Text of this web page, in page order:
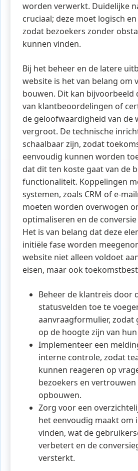
worden verwerkt. Duidelijke
cruciaal; deze moet logisch
zodat bezoekers zonder
kunnen vinden.
Bij het beheer en de latere
website is het van belang om
bouwen. Dit kan bijvoorbeeld
van klantbeoordelingen of
de geloofwaardigheid van de
vergroot. De technische
schaalbaar zijn, zodat
eenvoudig kunnen worden
dat dit ten koste gaat van de
functionaliteit. Koppelingen
systemen, zoals CRM of e-
moeten worden overwogen
optimaliseren en de
Het is van belang dat deze
initiële fase worden
website niet alleen voldoet
eisen, maar ook
Beheer de klantreis door
statusvelden toe te
aanvraagformulier, zodat
op de hoogte zijn van
Implementeer een
interne controle, zodat
kunnen reageren op
bezoekers en
opbouwen.
Zorg voor een
het eenvoudig maakt om
vinden, wat de
verbetert en de
versterkt.